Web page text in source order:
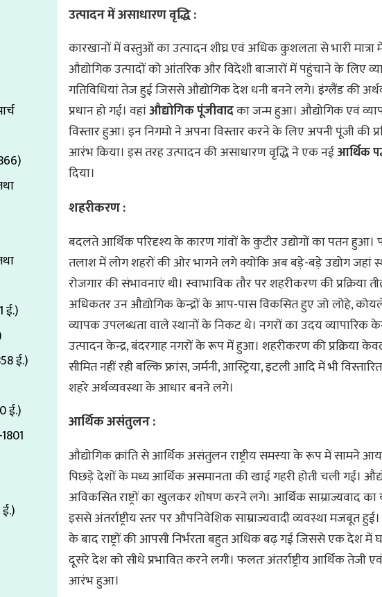
ई.)
ई.)
ई.)
उत्पादन में असाधारण वृद्धि :
कारखानों में वस्तुओं का उत्पादन शीघ्र एवं अधिक कुशलता से भारी मात्रा
औद्योगिक उत्पादों को आंतरिक और विदेशी बाजारों में पहुंचाने के लिए
गतिविधियां तेज हुई जिससे औद्योगिक देश धनी बनने लगे। इंग्लैंड की
प्रधान हो गई। वहांऔद्योगिक पूंजीवादका जन्म हुआ। औद्योगिक एवं
विस्तार हुआ। इन निगमो ने अपना विस्तार करने के लिए अपनी पूंजी की
आरंभ किया। इस तरह उत्पादन की असाधारण वृद्धि ने एक नईआर्थिक
दिया।
शहरीकरण :
बदलते आर्थिक परिदृश्य के कारण गांवों के कुटीर उद्योगों का पतन हुआ।
तलाश में लोग शहरों की ओर भागने लगे क्योंकि अब बड़े-बड़े उद्योग जहां
रोजगार की संभावनाएं थी। स्वाभाविक तौर पर शहरीकरण की प्रक्रिया
अधिकतर उन औद्योगिक केन्द्रों के आप-पास विकसित हुए जो लोहे,
व्यापक उपलब्धता वाले स्थानों के निकट थे। नगरों का उदय व्यापारिक
उत्पादन केन्द्र, बंदरगाह नगरों के रूप में हुआ। शहरीकरण की प्रक्रिया
सीमित नहीं रही बल्कि फ्रांस, जर्मनी, आस्ट्रिया, इटली आदि में भी
शहरे अर्थव्यवस्था के आधार बनने लगे।
आर्थिक असंतुलन :
औद्योगिक क्रांति से आर्थिक असंतुलन राष्ट्रीय समस्या के रूप में सामने
पिछड़े देशों के मध्य आर्थिक असमानता की खाई गहरी होती चली गई।
अविकसित राष्ट्रों का खुलकर शोषण करने लगे। आर्थिक साम्राज्यवाद
इससे अंतर्राष्ट्रीय स्तर पर औपनिवेशिक साम्राज्यवादी व्यवस्था मजबूत
के बाद राष्ट्रों की आपसी निर्भरता बहुत अधिक बढ़ गई जिससे एक देश में
दूसरे देश को सीधे प्रभावित करने लगी। फलतः अंतर्राष्ट्रीय आर्थिक तेजी
आरंभ हुआ।